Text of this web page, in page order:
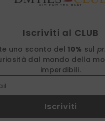
Iscriviti al CLUB
uno sconto del 10% sul
dal mondo della
imperdibili.
Iscriviti